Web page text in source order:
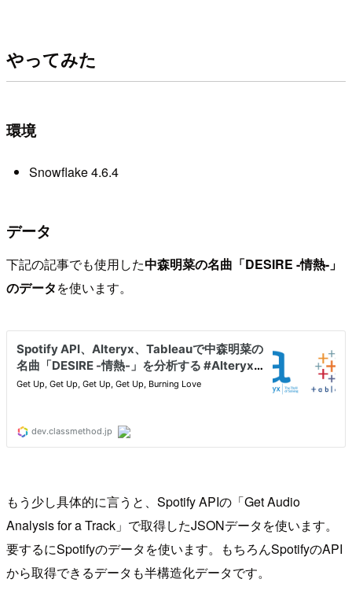
やってみた
環境
Snowflake 4.6.4
データ
下記の記事でも使用した中森明菜の名曲「DESIRE -情熱-」
のデータを使います。
もう少し具体的に言うと、Spotify APIの「Get Audio
Analysis for a Track」で取得したJSONデータを使います。
要するにSpotifyのデータを使います。もちろんSpotifyのAPI
から取得できるデータも半構造化データです。